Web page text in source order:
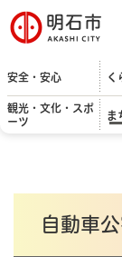
明石市
安全・安心 く
観光・文化・スポ
ーツ
ま
自動車